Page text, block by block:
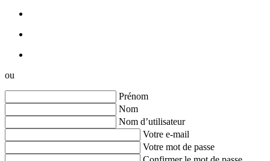
ou
Prénom
Nom
Nom d’utilisateur
Votre e-mail
Votre mot de passe